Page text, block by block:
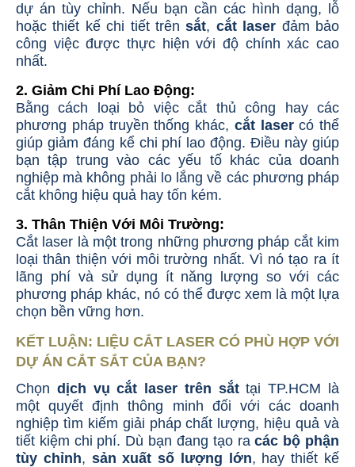
dự án tùy chỉnh. Nếu bạn cần các hình dạng, lỗ
hoặc thiết kế chi tiết trênsắt, cắt laser đảm bảo
công việc được thực hiện với độ chính xác cao
nhất.
2. Giảm Chi Phí Lao Động:
Bằng cách loại bỏ việc cắt thủ công hay các
phương pháp truyền thống khác, cắt lasercó thể
giúp giảm đáng kể chi phí lao động. Điều này giúp
bạn tập trung vào các yếu tố khác của doanh
nghiệp mà không phải lo lắng về các phương pháp
cắt không hiệu quả hay tốn kém.
3. Thân Thiện Với Môi Trường:
Cắt laser là một trong những phương pháp cắt kim
loại thân thiện với môi trường nhất. Vì nó tạo ra ít
lãng phí và sử dụng ít năng lượng so với các
phương pháp khác, nó có thể được xem là một lựa
chọn bền vững hơn.
KẾT LUẬN: LIỆU CẮT LASER CÓ PHÙ HỢP VỚI
DỰ ÁN CẮT SẮT CỦA BẠN?
Chọn dịch vụ cắt laser trên sắttại TP.HCM là
một quyết định thông minh đối với các doanh
nghiệp tìm kiếm giải pháp chất lượng, hiệu quả và
tiết kiệm chi phí. Dù bạn đang tạo racác bộ phận
tùy chỉnh, sản xuất số lượng lớn, hay thiết kế